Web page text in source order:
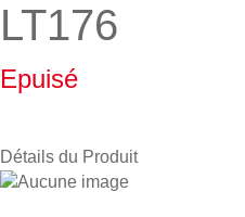
LT176
Epuisé
Détails du Produit